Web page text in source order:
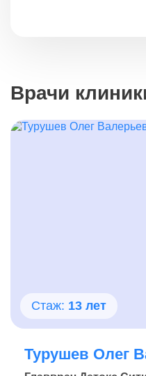
интегрированного
Врачи
Стаж: 13 лет
Турушев Олег